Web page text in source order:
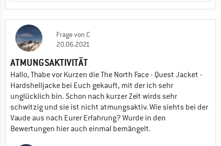
Fragevon C
20.06.2021
ATMUNGSAKTIVITÄT
Hallo, Thabe vor Kurzen die The North Face - Quest Jacket -
Hardshelljacke bei Euch gekauft, mit der ich sehr
unglücklich bin. Schon nach kurzer Zeit wirds sehr
schwitzig und sie ist nicht atmungsaktiv. Wie siehts bei der
Vaude aus nach Eurer Erfahrung? Wurde in den
Bewertungen hier auch einmal bemängelt.